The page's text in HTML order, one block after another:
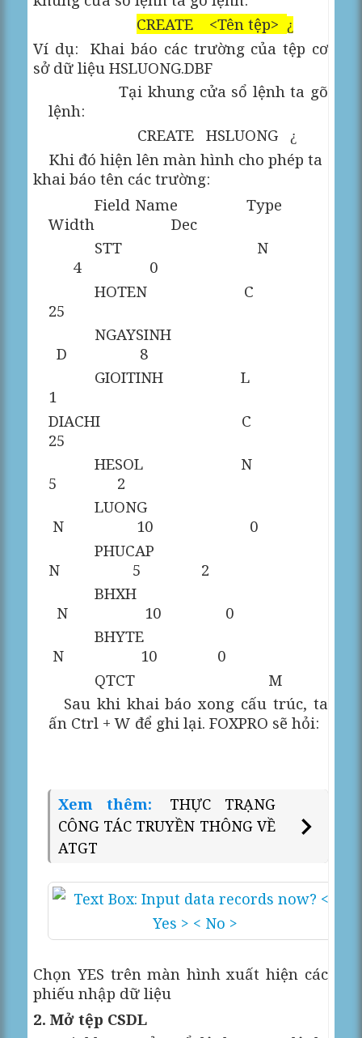
CREATE
<Tên tệp> ¿
Ví dụ:
Khai báo các trường của tệp cơ
sở dữ liệu HSLUONG.DBF
Tại khung cửa sổ lệnh ta gõ
lệnh:
CREATE
HSLUONG ¿
Khi đó hiện lên màn hình cho phép ta
khai báo tên các trường:
Field Name
Type
Width
Dec
STT
N
4
0
HOTEN
C
25
NGAYSINH
D
8
GIOITINH
L
1
DIACHI
C
25
HESOL
N
5
2
LUONG
N
10
0
PHUCAP
N
5
2
BHXH
N
10
0
BHYTE
N
10
0
QTCT
M
Sau khi khai báo xong cấu trúc, ta
ấn Ctrl + W để ghi lại. FOXPRO sẽ hỏi:
Xem thêm:
THỰC TRẠNG
CÔNG TÁC TRUYỀN THÔNG VỀ
ATGT
Chọn YES trên màn hình xuất hiện các
phiếu nhập dữ liệu
2. Mở tệp CSDL